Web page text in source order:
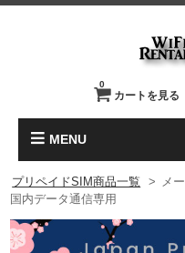
カートを見る
0
MENU
プリペイドSIM商品一覧 > メ
国内データ通信専用